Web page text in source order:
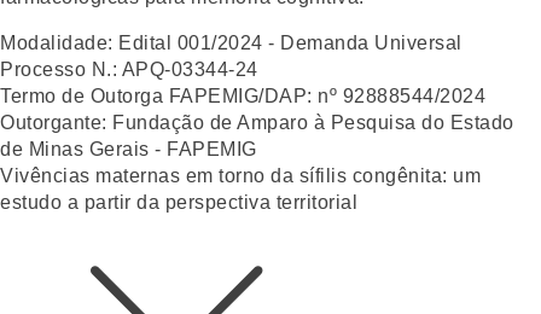
Modalidade: Edital 001/2024 - Demanda Universal
Processo N.: APQ-03344-24
Termo de Outorga FAPEMIG/DAP: nº 92888544/2024
Outorgante: Fundação de Amparo à Pesquisa do Estado
de Minas Gerais - FAPEMIG
Vivências maternas em torno da sífilis congênita: um
estudo a partir da perspectiva territorial